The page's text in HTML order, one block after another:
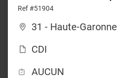
Ref #51904
31 - Haute-Garonne
CDI
AUCUN